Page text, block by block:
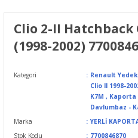
Clio 2-II Hatchback
(1998-2002)
Kategori Renault
Clio II 1998-
K7M , Kaporta
Davlumbaz -
Marka
YERLİ
Stok Kodu
7700846870